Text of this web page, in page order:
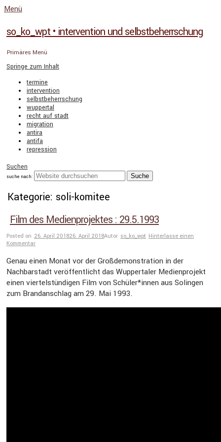
Menü
so_ko_wpt • intervention und selbstbeherrschung
Primäres Menü
Springe zum Inhalt
termine
intervention
selbstbeherrschung
wuppertal
recht auf stadt
migration
antira
antifa
repression
Suchen
suche nach:
Kategorie: soli-komitee
Film des Medienprojektes : 29.5.1993
Posted on 26. April 201826. April 2018Autor so_ko_wpt Hinterlasse einen
Kommentar
Genau einen Monat vor der Großde­mons­tra­tion in der
Nachbar­stadt veröf­fent­licht das Wupper­taler Medien­pro­jekt
einen viertel­stün­digen Film von Schüler*innen aus Solingen
zum Brand­an­schlag am 29. Mai 1993.